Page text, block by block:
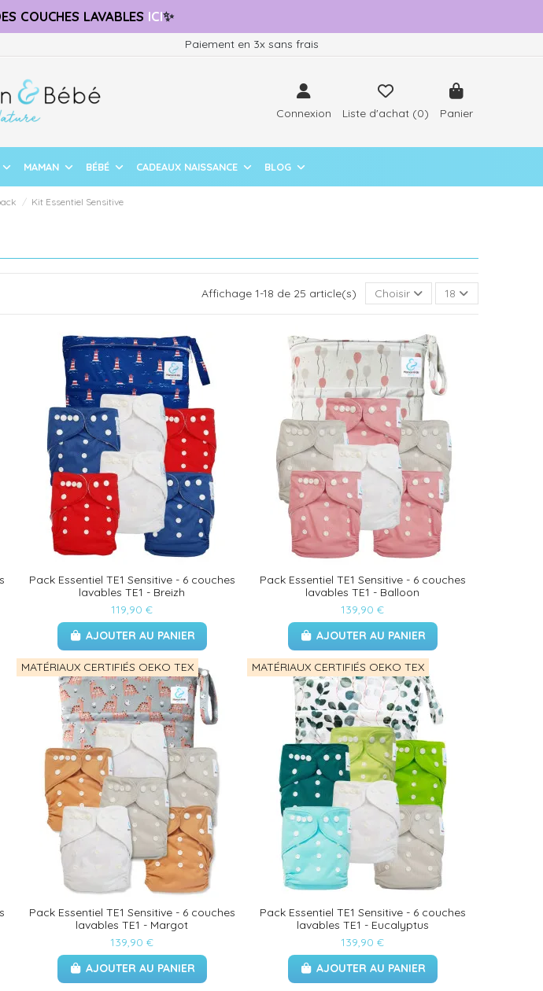
COUCHES LAVABLES ICI✨
Paiement en 3x sans frais
Connexion Liste d'achat (0) Panier
MAMAN BÉBÉ CADEAUX NAISSANCE BLOG
Kit Essentiel Sensitive
Affichage 1-18 de 25 article(s) Choisir 18
Pack Essentiel TE1 Sensitive - 6 couches
lavables TE1 - Breizh
119,90 €
AJOUTER AU PANIER
Pack Essentiel TE1 Sensitive - 6 couches
lavables TE1 - Balloon
139,90 €
AJOUTER AU PANIER
MATÉRIAUX CERTIFIÉS OEKO TEX
Pack Essentiel TE1 Sensitive - 6 couches
lavables TE1 - Margot
139,90 €
AJOUTER AU PANIER
MATÉRIAUX CERTIFIÉS OEKO TEX
Pack Essentiel TE1 Sensitive - 6 couches
lavables TE1 - Eucalyptus
139,90 €
AJOUTER AU PANIER